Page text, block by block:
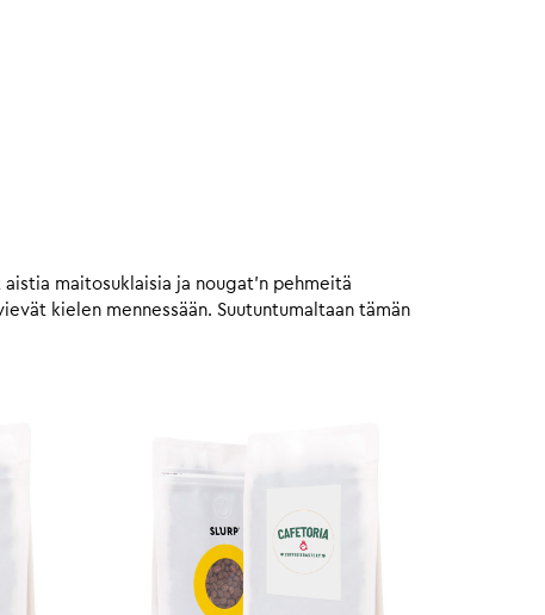
maitosuklaisia ja nougat’n pehmeitä
kielen mennessään. Suutuntumaltaan tämän